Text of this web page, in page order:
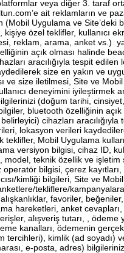
veya diğer 3. taraf
ait reklamların ve
(Mobil Uygulama ve Site’deki
özel teklifler, kullanıcı
reklam, arama, anket vs.)
açık olması halinde
aracılığıyla tespit edilen
size en yakın ve
ve size iletilmesi, Site ve
deneyimini iyileştirmek
(doğum tarihi,
bluetooth özelliğinin açık
cihazları aracılığıyla
lokasyon verileri
teklifler, Mobil Uygulama
versiyon bilgisi, cihaz ID,
model, teknik özellik ve işletim
operatör bilgisi, çerez
kimliği bilgileri, Site ve
tekliflere/kampanyalara
favoriler,
hareketleri, anket cevapları,
alışveriş tutarı, , ödeme
kanalları, ödemenin
tercihleri), kimlik (ad soyadı)
e-posta, adres)